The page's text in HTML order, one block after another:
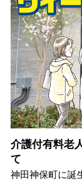
介護付有料老
て
神田神保町に誕